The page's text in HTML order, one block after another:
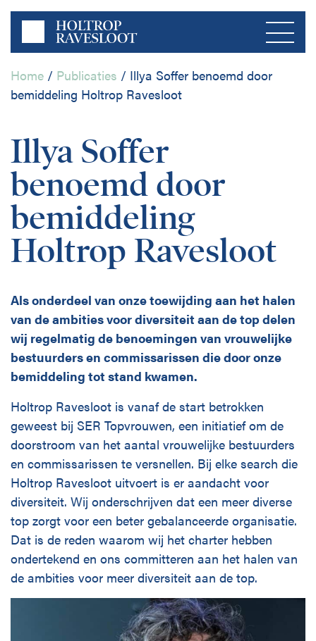
Home / Publicaties / Illya Soffer benoemd door
bemiddeling Holtrop Ravesloot
Menu
Home
Over ons
Bedrijfsleven
Publicaties
Publieke Sector
Contact
Disciplines
English
Holtrop Ravesloot
Prof. W.H. Keesomlaan 1
1183 DJ Amstelveen
+ 31 (0)20 647 0201
Illya Soffer
benoemd door
bemiddeling
Holtrop Ravesloot
Als onderdeel van onze toewijding aan het halen
van de ambities voor diversiteit aan de top delen
wij regelmatig de benoemingen van vrouwelijke
bestuurders en commissarissen die door onze
bemiddeling tot stand kwamen.
Holtrop Ravesloot is vanaf de start betrokken
geweest bij SER Topvrouwen, een initiatief om de
doorstroom van het aantal vrouwelijke bestuurders
en commissarissen te versnellen. Bij elke search die
Holtrop Ravesloot uitvoert is er aandacht voor
diversiteit. Wij onderschrijven dat een meer diverse
top zorgt voor een beter gebalanceerde organisatie.
Dat is de reden waarom wij het charter hebben
ondertekend en ons committeren aan het halen van
de ambities voor meer diversiteit aan de top.